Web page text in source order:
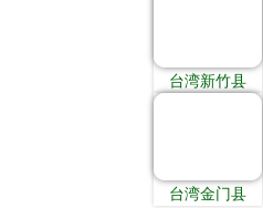
台湾新竹县
台湾金门县